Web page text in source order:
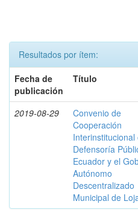
Resultados por ítem:
Fecha de
publicación
Título
2019-08-29
Convenio de
Cooperación
Interinstitucional
Defensoría
Ecuador y el
Autónomo
Descentralizado
Municipal de